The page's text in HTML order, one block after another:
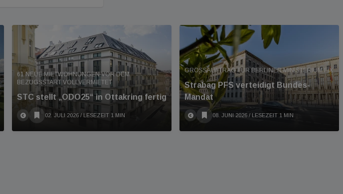
61 NEUE MIETWOHNUNGEN VOR DEM
BEZUGSSTART VOLLVERMIETET
STC stellt „ODO25“ in Ottakring fertig
02. JULI 2026 / LESEZEIT 1 MIN
GROSSAUFTRAG FÜR BERLINER MINISTERIUM FIX
Strabag PFS verteidigt Bundes-
Mandat
08. JUNI 2026 / LESEZEIT 1 MIN